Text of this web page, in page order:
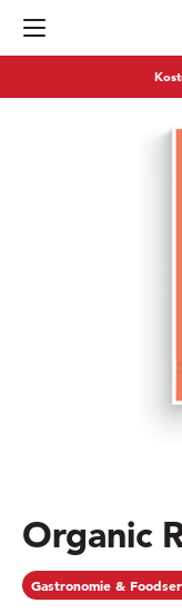
Organic
Gastronomie &